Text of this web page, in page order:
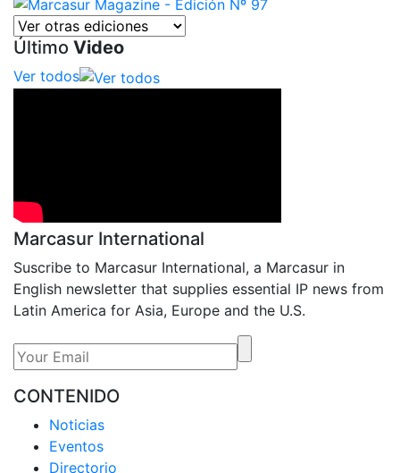
Último Video
Ver todos
Marcasur International
Suscribe to Marcasur International, a Marcasur in
English newsletter that supplies essential IP news from
Latin America for Asia, Europe and the U.S.
CONTENIDO
Noticias
Eventos
Directorio